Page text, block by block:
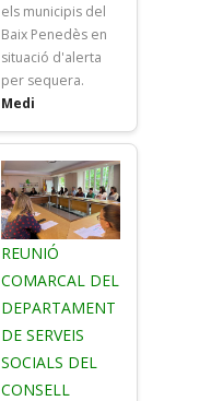
els municipis del
Baix Penedès en
situació d'alerta
per sequera.
Medi
REUNIÓ
COMARCAL DEL
DEPARTAMENT
DE SERVEIS
SOCIALS DEL
CONSELL